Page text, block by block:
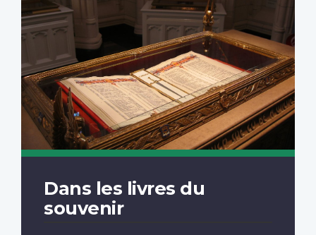
Dans les livres du
souvenir